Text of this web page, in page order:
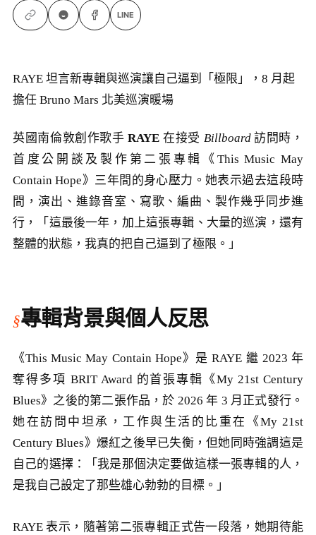
LINE
RAYE 坦言新專輯與巡演讓自己逼到「極限」，8 月起
擔任 Bruno Mars 北美巡演暖場
英國南倫敦創作歌手RAYE 在接受 Billboard訪問時，
首度公開談及製作第二張專輯《This Music May
Contain Hope》三年間的身心壓力。她表示過去這段時
間，演出、進錄音室、寫歌、編曲、製作幾乎同步進
行，「這最後一年，加上這張專輯、大量的巡演，還有
整體的狀態，我真的把自己逼到了極限。」
專輯背景與個人反思
《This Music May Contain Hope》是 RAYE 繼 2023 年
奪得多項 BRIT Award 的首張專輯《My 21st Century
Blues》之後的第二張作品，於 2026 年 3 月正式發行。
她在訪問中坦承，工作與生活的比重在《My 21st
Century Blues》爆紅之後早已失衡，但她同時強調這是
自己的選擇：「我是那個決定要做這樣一張專輯的人，
是我自己設定了那些雄心勃勃的目標。」
RAYE 表示，隨著第二張專輯正式告一段落，她期待能